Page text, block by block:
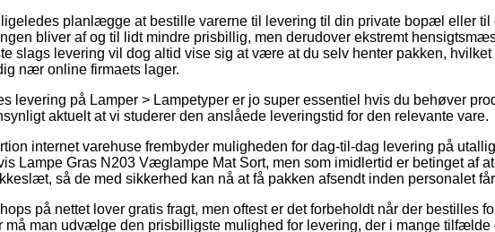
planlægge at bestille varerne til levering til din private bopæl eller til
bliver af og til lidt mindre prisbillig, men derudover ekstremt
slags levering vil dog altid vise sig at være at du selv henter pakken,
nær online firmaets lager.
levering på Lamper > Lampetyper er jo super essentiel hvis du behøver
aktuelt at vi studerer den anslåede leveringstid for den relevante vare.
internet varehuse frembyder muligheden for dag-til-dag levering på
Lampe Gras N203 Væglampe Mat Sort, men som imidlertid er betinget af
så de med sikkerhed kan nå at få pakken afsendt inden personalet
på nettet lover gratis fragt, men oftest er det forbeholdt når der bestilles
må man udvælge den prisbilligste mulighed for levering, der i mange tilfælde